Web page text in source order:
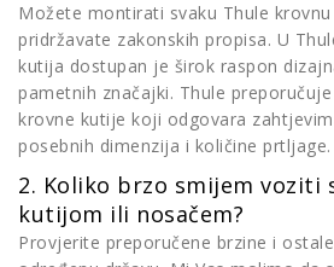
Možete montirati svaku Thule
pridržavate zakonskih propisa. U
kutija dostupan je širok raspon
pametnih značajki. Thule
krovne kutije koji odgovara
posebnih dimenzija i količine prtljage.
2. Koliko brzo smijem voziti
kutijom ili nosačem?
Provjerite preporučene brzine i